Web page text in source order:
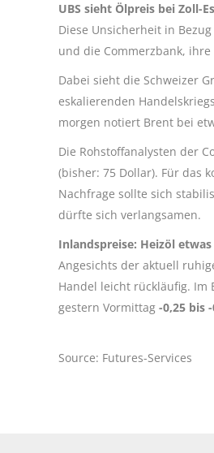
UBS sieht Ölpreis bei Zoll-
Diese Unsicherheit in
und die Commerzbank,
Dabei sieht die Schweizer
eskalierenden
morgen notiert Brent bei
Die Rohstoffanalysten der
(bisher: 75 Dollar). Für das
Nachfrage sollte sich
dürfte sich verlangsamen.
Inlandspreise: Heizöl
Angesichts der aktuell
Handel leicht rückläufig. Im
gestern Vormittag -0,25 bis
Source: Futures-Services